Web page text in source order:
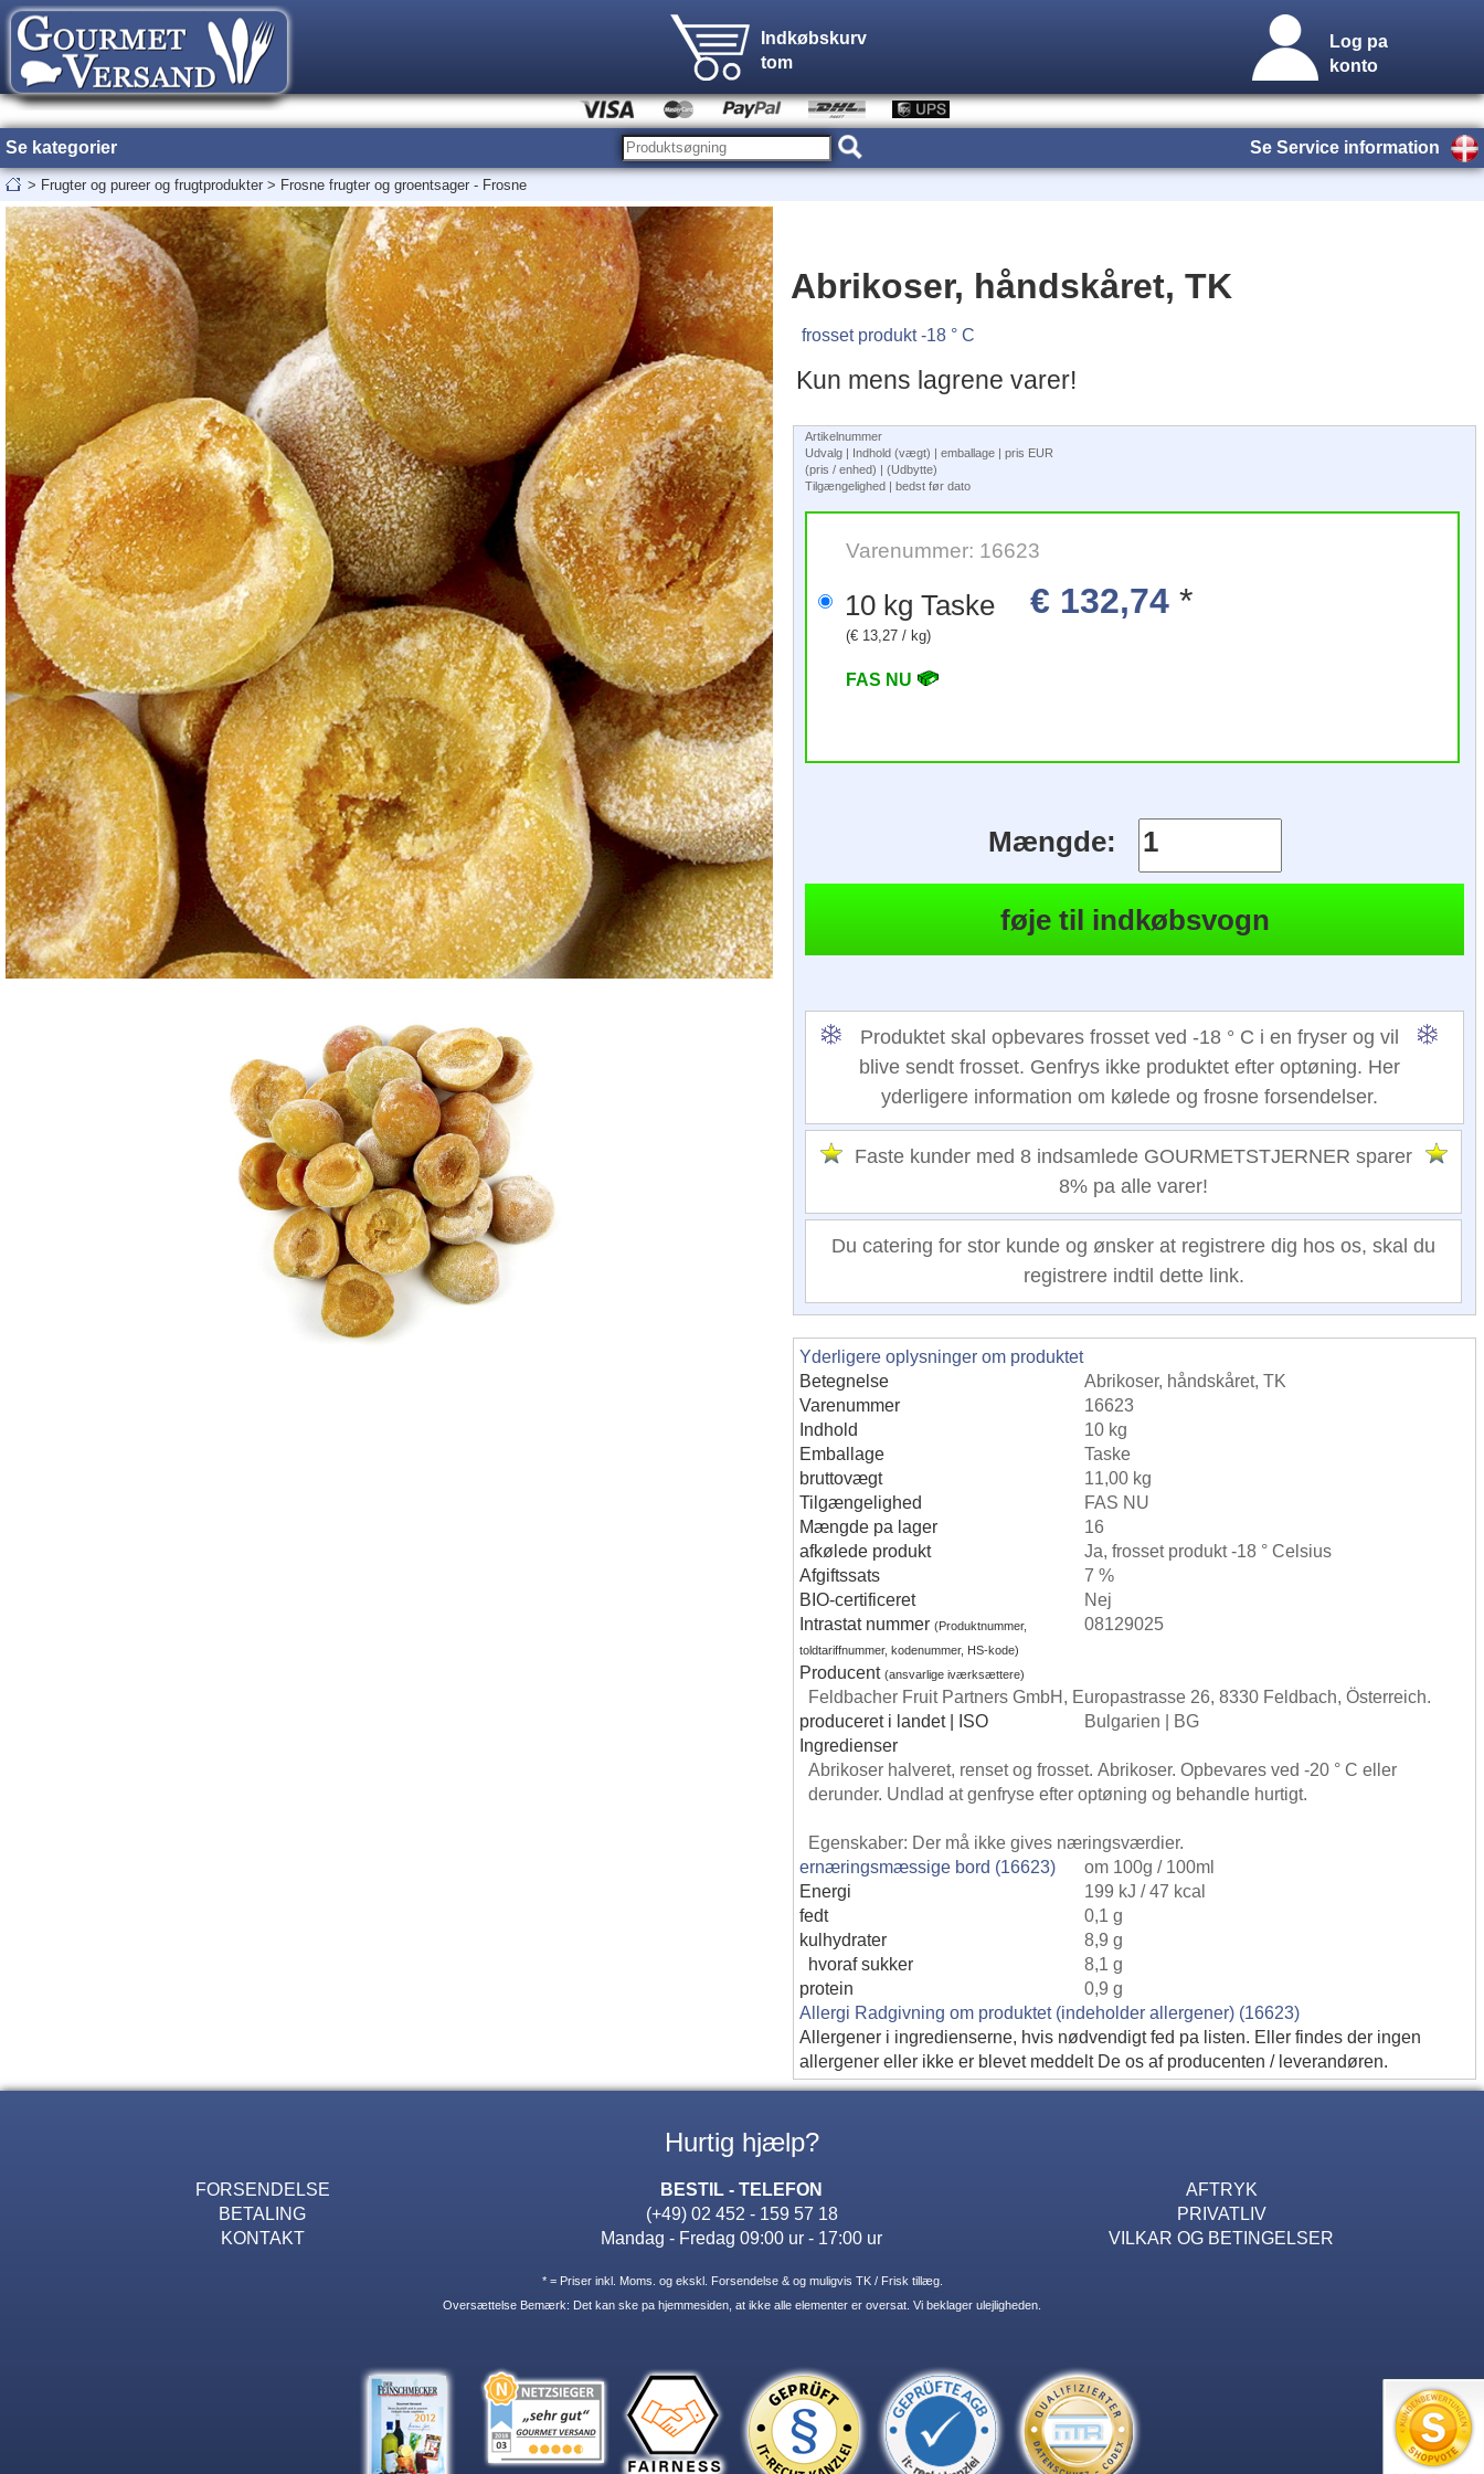
Indkøbskurv
tom
Log pa
konto
Se kategorier Se Service information
> Frugter og pureer og frugtprodukter > Frosne frugter og groentsager - Frosne
Abrikoser, håndskåret, TK
frosset produkt -18 ° C
Kun mens lagrene varer!
Artikelnummer
Udvalg | Indhold (vægt) | emballage | pris EUR
(pris / enhed) | (Udbytte)
Tilgængelighed | bedst før dato
Varenummer: 16623
10 kg Taske € 132,74*
(€ 13,27 / kg)
FAS NU
Mængde:
Produktet skal opbevares frosset ved -18 ° C i en fryser og vil
blive sendt frosset. Genfrys ikke produktet efter optøning. Her
yderligere information om kølede og frosne forsendelser.
Faste kunder med 8 indsamlede GOURMETSTJERNER sparer
8% pa alle varer!
Du catering for stor kunde og ønsker at registrere dig hos os, skal du
registrere indtil dette link.
Yderligere oplysninger om produktet
Betegnelse
Abrikoser, håndskåret, TK
Varenummer
16623
Indhold
10 kg
Emballage
Taske
bruttovægt
11,00 kg
Tilgængelighed
FAS NU
Mængde pa lager
16
afkølede produkt
Ja, frosset produkt -18 ° Celsius
Afgiftssats
7 %
BIO-certificeret
Nej
Intrastat nummer(Produktnummer,
toldtariffnummer, kodenummer, HS-kode)
08129025
Producent(ansvarlige iværksættere)
Feldbacher Fruit Partners GmbH, Europastrasse 26, 8330 Feldbach, Österreich.
produceret i landet | ISO
Bulgarien | BG
Ingredienser
Abrikoser halveret, renset og frosset. Abrikoser. Opbevares ved -20 ° C eller
derunder. Undlad at genfryse efter optøning og behandle hurtigt.
Egenskaber: Der må ikke gives næringsværdier.
ernæringsmæssige bord (16623)
om 100g / 100ml
Energi
199 kJ / 47 kcal
fedt
0,1 g
kulhydrater
8,9 g
hvoraf sukker
8,1 g
protein
0,9 g
Allergi Radgivning om produktet (indeholder allergener) (16623)
Allergener i ingredienserne, hvis nødvendigt fed pa listen. Eller findes der ingen
allergener eller ikke er blevet meddelt De os af producenten / leverandøren.
Hurtig hjælp?
FORSENDELSE
BETALING
KONTAKT
BESTIL - TELEFON
(+49) 02 452 - 159 57 18
Mandag - Fredag 09:00 ur - 17:00 ur
AFTRYK
PRIVATLIV
VILKAR OG BETINGELSER
* = Priser inkl. Moms. og ekskl. Forsendelse & og muligvis TK / Frisk tillæg.
Oversættelse Bemærk: Det kan ske pa hjemmesiden, at ikke alle elementer er oversat. Vi beklager ulejligheden.